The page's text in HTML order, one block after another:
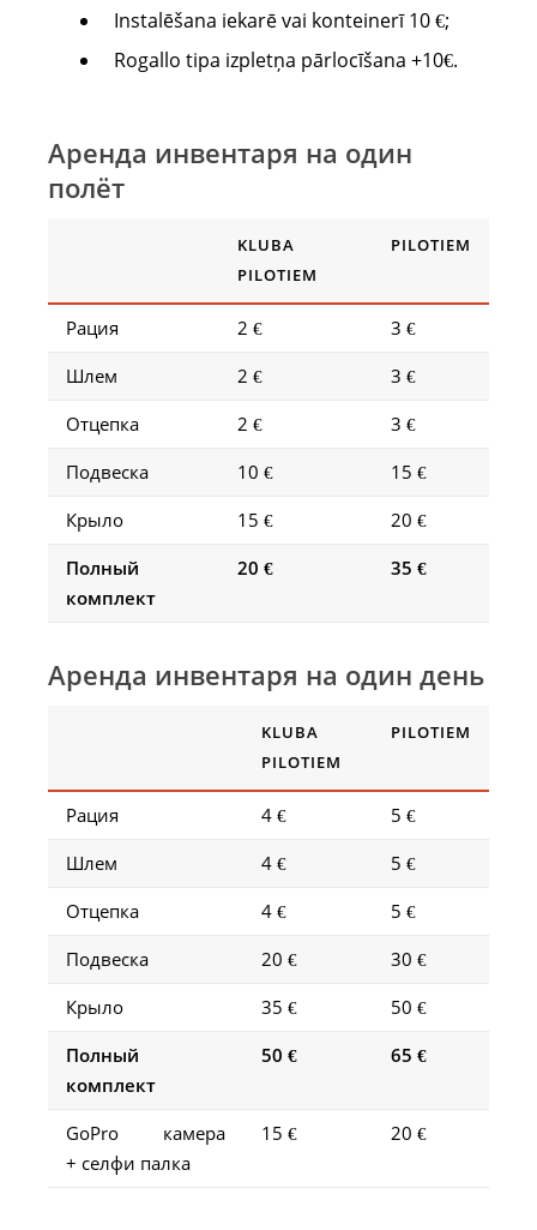
Instalēšana iekarē vai konteinerī 10 €;
Rogallo tipa izpletņa pārlocīšana +10€.
Аренда инвентаря на один
полёт
KLUBA
PILOTIEM
PILOTIEM
Рация 2 €
3 €
Шлем
2 €
3 €
Отцепка
2 €
3 €
Подвеска
10 €
15 €
Крыло
15 € 20 €
Полный
комплект
20 € 35 €
Аренда инвентаря на один день
KLUBA
PILOTIEM
PILOTIEM
Рация 4 €
5 €
Шлем
4 €
5 €
Отцепка
4 €
5 €
Подвеска
20 €
30 €
Крыло
35 € 50 €
Полный
комплект
50 € 65 €
GoPro камера
+ селфи палка
15 € 20 €